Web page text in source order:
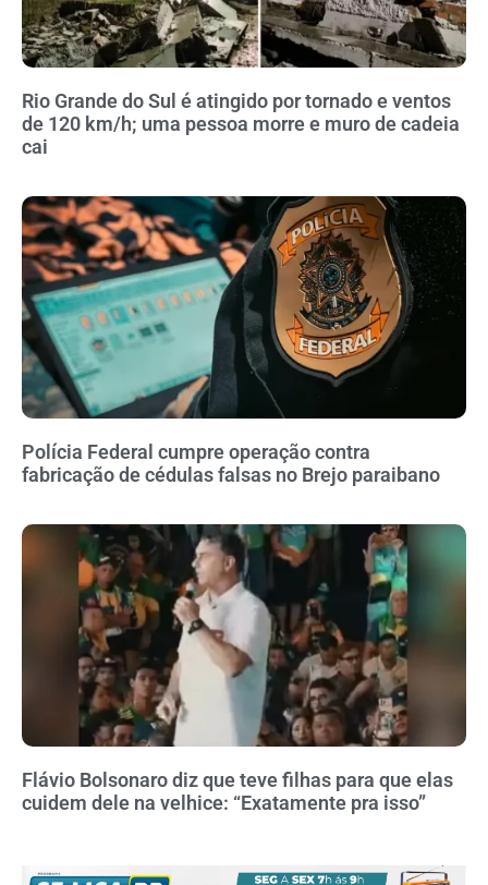
Rio Grande do Sul é atingido por tornado e ventos
de 120 km/h; uma pessoa morre e muro de cadeia
cai
Polícia Federal cumpre operação contra
fabricação de cédulas falsas no Brejo paraibano
Flávio Bolsonaro diz que teve filhas para que elas
cuidem dele na velhice: “Exatamente pra isso”